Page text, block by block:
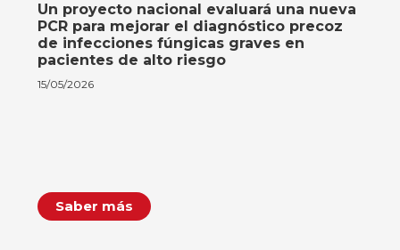
Un proyecto nacional evaluará una nueva
PCR para mejorar el diagnóstico precoz
de infecciones fúngicas graves en
pacientes de alto riesgo
15/05/2026
Saber más